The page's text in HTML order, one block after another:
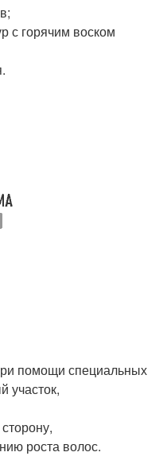
с горячим воском
помощи специальных
участок,
роста волос.